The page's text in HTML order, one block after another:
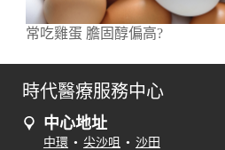
常吃雞蛋 膽固醇偏高?
時代醫療服務中心
中心地址
中環 • 尖沙咀 • 沙田